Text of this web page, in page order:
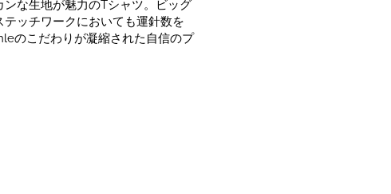
な生地が魅力のTシャツ。ビッグ
ッチワークにおいても運針数を
のこだわりが凝縮された自信のプ